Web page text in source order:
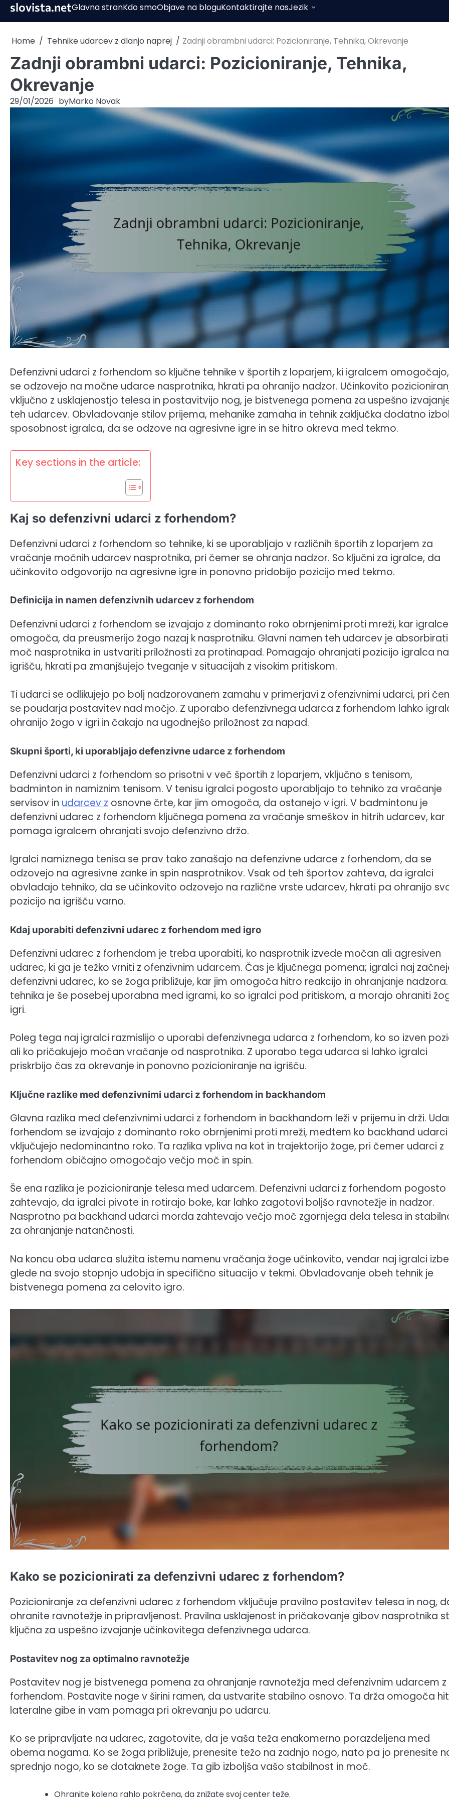
Skipslovista.netGlavna stranKdo smoObjave na bloguKontaktirajte nasJezik
Home Tehnike udarcev z dlanjo naprej Zadnji obrambni udarci: Pozicioniranje, Tehnika, Okrevanje
Zadnji obrambni udarci: Pozicioniranje, Tehnika,
Okrevanje
29/01/2026 byMarko Novak
Defenzivni udarci z forhendom so ključne tehnike v športih z loparjem, ki igralcem
se odzovejo na močne udarce nasprotnika, hkrati pa ohranijo nadzor. Učinkovito
vključno z usklajenostjo telesa in postavitvijo nog, je bistvenega pomena za uspešno
teh udarcev. Obvladovanje stilov prijema, mehanike zamaha in tehnik zaključka dodatno
sposobnost igralca, da se odzove na agresivne igre in se hitro okreva med tekmo.
Key sections in the article:
Kaj so defenzivni udarci z forhendom?
Defenzivni udarci z forhendom so tehnike, ki se uporabljajo v različnih športih z loparjem za
vračanje močnih udarcev nasprotnika, pri čemer se ohranja nadzor. So ključni za igralce, da
učinkovito odgovorijo na agresivne igre in ponovno pridobijo pozicijo med tekmo.
Definicija in namen defenzivnih udarcev z forhendom
Defenzivni udarci z forhendom se izvajajo z dominanto roko obrnjenimi proti mreži, kar
omogoča, da preusmerijo žogo nazaj k nasprotniku. Glavni namen teh udarcev je absorbirati
moč nasprotnika in ustvariti priložnosti za protinapad. Pomagajo ohranjati pozicijo igralca na
igrišču, hkrati pa zmanjšujejo tveganje v situacijah z visokim pritiskom.
Ti udarci se odlikujejo po bolj nadzorovanem zamahu v primerjavi z ofenzivnimi udarci, pri
se poudarja postavitev nad močjo. Z uporabo defenzivnega udarca z forhendom lahko
ohranijo žogo v igri in čakajo na ugodnejšo priložnost za napad.
Skupni športi, ki uporabljajo defenzivne udarce z forhendom
Defenzivni udarci z forhendom so prisotni v več športih z loparjem, vključno s tenisom,
badminton in namiznim tenisom. V tenisu igralci pogosto uporabljajo to tehniko za vračanje
servisov in udarcev z osnovne črte, kar jim omogoča, da ostanejo v igri. V badmintonu je
defenzivni udarec z forhendom ključnega pomena za vračanje smeškov in hitrih udarcev, kar
pomaga igralcem ohranjati svojo defenzivno držo.
Igralci namiznega tenisa se prav tako zanašajo na defenzivne udarce z forhendom, da se
odzovejo na agresivne zanke in spin nasprotnikov. Vsak od teh športov zahteva, da igralci
obvladajo tehniko, da se učinkovito odzovejo na različne vrste udarcev, hkrati pa ohranijo
pozicijo na igrišču varno.
Kdaj uporabiti defenzivni udarec z forhendom med igro
Defenzivni udarec z forhendom je treba uporabiti, ko nasprotnik izvede močan ali agresiven
udarec, ki ga je težko vrniti z ofenzivnim udarcem. Čas je ključnega pomena; igralci naj
defenzivni udarec, ko se žoga približuje, kar jim omogoča hitro reakcijo in ohranjanje
tehnika je še posebej uporabna med igrami, ko so igralci pod pritiskom, a morajo ohraniti
igri.
Poleg tega naj igralci razmislijo o uporabi defenzivnega udarca z forhendom, ko so izven
ali ko pričakujejo močan vračanje od nasprotnika. Z uporabo tega udarca si lahko igralci
priskrbijo čas za okrevanje in ponovno pozicioniranje na igrišču.
Ključne razlike med defenzivnimi udarci z forhendom in backhandom
Glavna razlika med defenzivnimi udarci z forhendom in backhandom leži v prijemu in drži.
forhendom se izvajajo z dominanto roko obrnjenimi proti mreži, medtem ko backhand udarci
vključujejo nedominantno roko. Ta razlika vpliva na kot in trajektorijo žoge, pri čemer udarci z
forhendom običajno omogočajo večjo moč in spin.
Še ena razlika je pozicioniranje telesa med udarcem. Defenzivni udarci z forhendom pogosto
zahtevajo, da igralci pivote in rotirajo boke, kar lahko zagotovi boljšo ravnotežje in nadzor.
Nasprotno pa backhand udarci morda zahtevajo večjo moč zgornjega dela telesa in
za ohranjanje natančnosti.
Na koncu oba udarca služita istemu namenu vračanja žoge učinkovito, vendar naj igralci
glede na svojo stopnjo udobja in specifično situacijo v tekmi. Obvladovanje obeh tehnik je
bistvenega pomena za celovito igro.
Kako se pozicionirati za defenzivni udarec z forhendom?
Pozicioniranje za defenzivni udarec z forhendom vključuje pravilno postavitev telesa in nog,
ohranite ravnotežje in pripravljenost. Pravilna usklajenost in pričakovanje gibov nasprotnika
ključna za uspešno izvajanje učinkovitega defenzivnega udarca.
Postavitev nog za optimalno ravnotežje
Postavitev nog je bistvenega pomena za ohranjanje ravnotežja med defenzivnim udarcem z
forhendom. Postavite noge v širini ramen, da ustvarite stabilno osnovo. Ta drža omogoča
lateralne gibe in vam pomaga pri okrevanju po udarcu.
Ko se pripravljate na udarec, zagotovite, da je vaša teža enakomerno porazdeljena med
obema nogama. Ko se žoga približuje, prenesite težo na zadnjo nogo, nato pa jo prenesite
sprednjo nogo, ko se dotaknete žoge. Ta gib izboljša vašo stabilnost in moč.
Ohranite kolena rahlo pokrčena, da znižate svoj center teže.